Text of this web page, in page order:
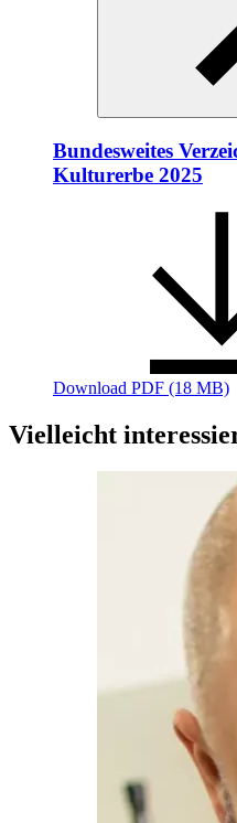
Bundesweites
Kulturerbe 2025
Download PDF (18 MB)
Vielleicht